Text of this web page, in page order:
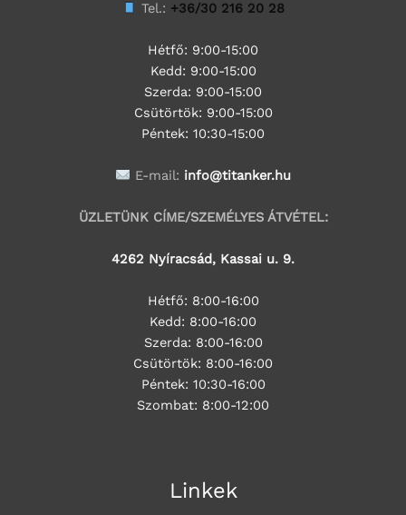
Tel.: +36/30 216 20 28
Hétfő: 9:00-15:00
Kedd: 9:00-15:00
Szerda: 9:00-15:00
Csütörtök: 9:00-15:00
Péntek: 10:30-15:00
E-mail: info@titanker.hu
ÜZLETÜNK CÍME/SZEMÉLYES ÁTVÉTEL:
4262 Nyíracsád, Kassai u. 9.
Hétfő: 8:00-16:00
Kedd: 8:00-16:00
Szerda: 8:00-16:00
Csütörtök: 8:00-16:00
Péntek: 10:30-16:00
Szombat: 8:00-12:00
Linkek